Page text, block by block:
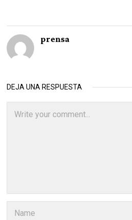
prensa
DEJA UNA RESPUESTA